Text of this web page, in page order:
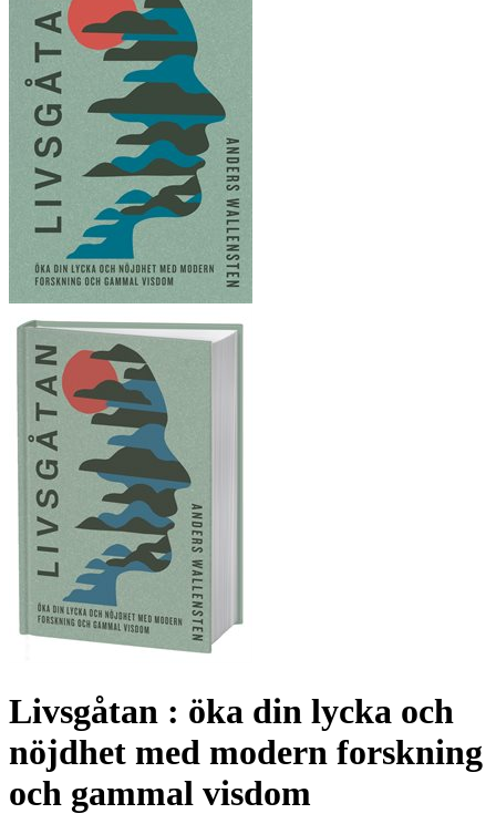
Livsgåtan : öka din lycka och
nöjdhet med modern forskning
och gammal visdom